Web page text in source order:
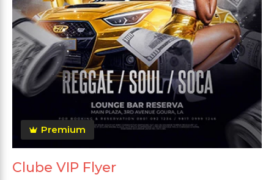
Premium
Clube VIP Flyer